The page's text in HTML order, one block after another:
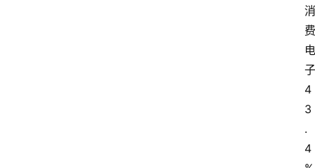
消
费
电
子
4
3
.
4